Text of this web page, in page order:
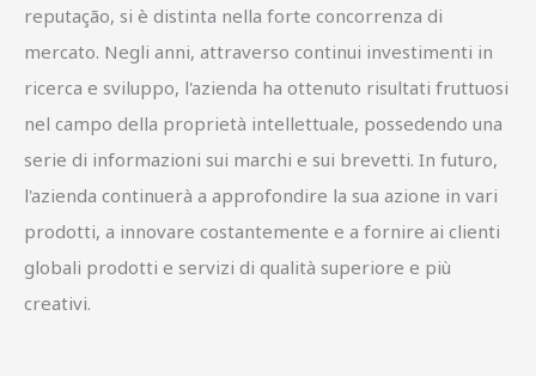
reputação, si è distinta nella forte concorrenza di
mercato. Negli anni, attraverso continui investimenti in
ricerca e sviluppo, l'azienda ha ottenuto risultati fruttuosi
nel campo della proprietà intellettuale, possedendo una
serie di informazioni sui marchi e sui brevetti. In futuro,
l'azienda continuerà a approfondire la sua azione in vari
prodotti, a innovare costantemente e a fornire ai clienti
globali prodotti e servizi di qualità superiore e più
creativi.